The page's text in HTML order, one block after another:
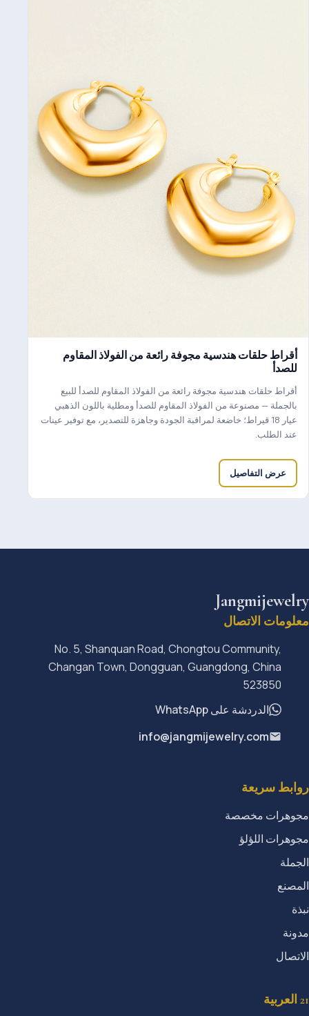
أقراط حلقات هندسية مجوفة رائعة من الفولاذ المقاوم
للصدأ
أقراط حلقات هندسية مجوفة رائعة من الفولاذ المقاوم للصدأ للبيع
بالجملة — مصنوعة من الفولاذ المقاوم للصدأ ومطلية باللون الذهبي
عيار 18 قيراط؛ خاضعة لمراقبة الجودة وجاهزة للتصدير، مع توفير عينات
عند الطلب.
عرض التفاصيل
Jangmijewelry
معلومات الاتصال
No. 5, Shanquan Road, Chongtou Community,
Changan Town, Dongguan, Guangdong, China
523850
الدردشة على WhatsApp
info@jangmijewelry.com
روابط سريعة
مجوهرات مخصصة
مجوهرات اللؤلؤ
الجملة
المصنع
نبذة
مدونة
الاتصال
21 العربية